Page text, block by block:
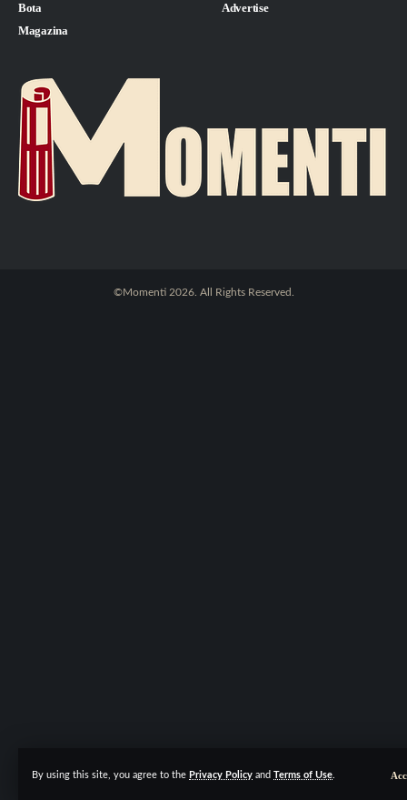
By using this site, you agree to the Privacy Policy and Terms of Use.
Bota
Magazina
Advertise
©Momenti 2026. All Rights Reserved.